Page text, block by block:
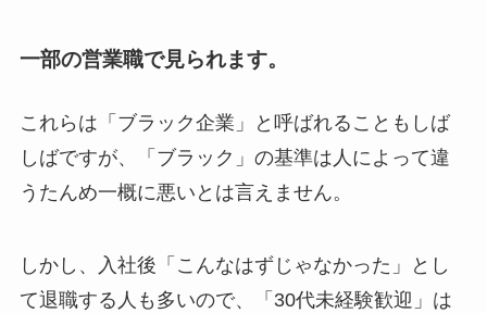
一部の営業職で見られます。
これらは「ブラック企業」と呼ばれることもしば
しばですが、「ブラック」の基準は人によって違
うたんめ一概に悪いとは言えません。
しかし、入社後「こんなはずじゃなかった」とし
て退職する人も多いので、「30代未経験歓迎」は